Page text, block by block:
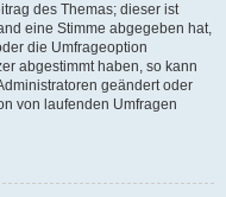
des Themas; dieser ist
eine Stimme abgegeben hat,
die Umfrageoption
abgestimmt haben, so kann
geändert oder
von laufenden Umfragen